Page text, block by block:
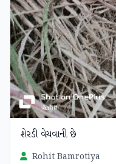
શેરડી વેચવાની છે
Rohit Bamrotiya